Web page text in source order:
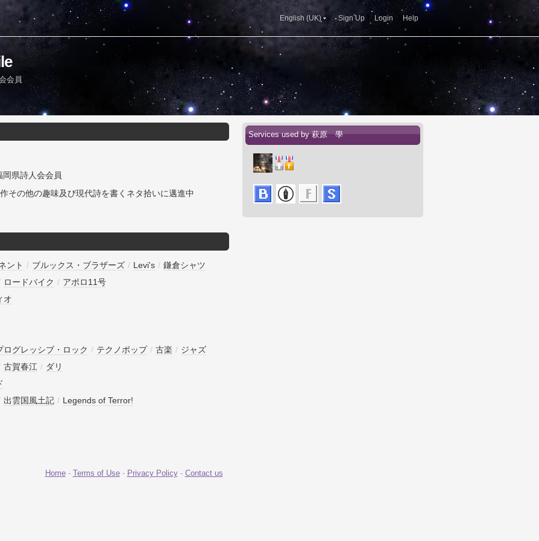
English (UK) Sign Up Login Help
会員
県詩人会会員
その他の趣味及び現代詩を書くネタ拾いに邁進中
ント / ブルックス・ブラザーズ / Levi's / 鎌倉シャツ
ロードバイク / アポロ11号
オ
ログレッシブ・ロック / テクノポップ / 古楽 / ジャズ
古賀春江 / ダリ
出雲国風土記 / Legends of Terror!
Services used by 萩原 學
Home- Terms of Use- Privacy Policy- Contact us